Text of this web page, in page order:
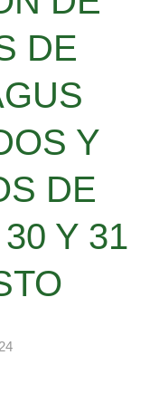
DE
Y
DE
Y 31